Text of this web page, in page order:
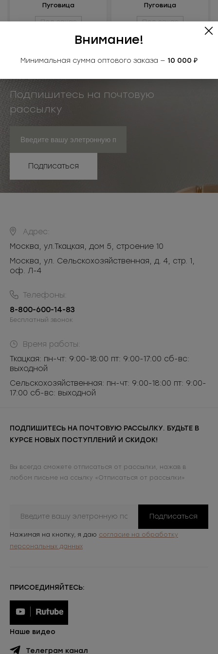
Пуговица
металлизированная
Под заказ
Пуговица
металлизированная
Под заказ
Подпишитесь на почтовую
рассылку
Подписаться
Адрес:
Москва, ул.Ткацкая, дом 5, строение 10
Москва, ул. Сельскохозяйственная, д. 4, стр. 1,
оф. Л-4
Телефоны:
8-800-600-14-83
Бесплатный звонок
Время работы:
Ткацкая: пн-чт: 9:00-18:00 пт: 9:00-17:00 сб-вс:
выходной
Сельскохозяйственная: пн-чт: 9:00-18:00 пт: 9:00-
17:00 сб-вс: выходной
ПОДПИШИТЕСЬ НА ПОЧТОВУЮ РАССЫЛКУ. БУДЬТЕ В
КУРСЕ НОВЫХ ПОСТУПЛЕНИЙ И СКИДОК!
Вы всегда сможете отписаться от рассылки, нажав в
любом письме на ссылку «Отписаться от рассылки»
Подписаться
Нажимая на кнопку, я даю согласие на обработку
персональных данных
ПРИСОЕДИНЯЙТЕСЬ:
Наше видео
Телеграм канал
Внимание!
Минимальная сумма оптового заказа — 10 000 ₽